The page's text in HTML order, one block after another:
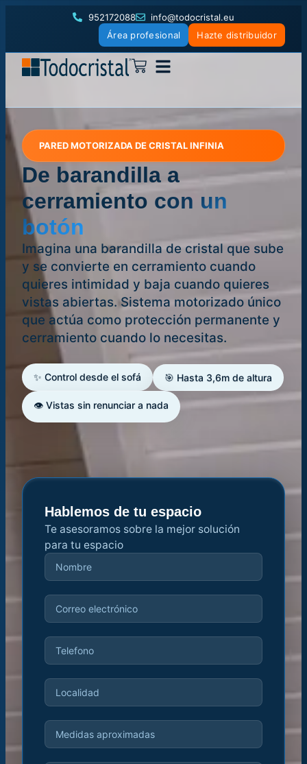
952172088
info@todocristal.eu
Hazte distribuidor
Área profesional
PARED MOTORIZADA DE CRISTAL INFINIA
De barandilla a
cerramiento con un
botón
Imagina una barandilla de cristal que sube
y se convierte en cerramiento cuando
quieres intimidad y baja cuando quieres
vistas abiertas. Sistema motorizado único
que actúa como protección permanente y
cerramiento cuando lo necesitas.
✨ Control desde el sofá 🎯 Hasta 3,6m de altura
👁️ Vistas sin renunciar a nada
Hablemos de tu espacio
Te asesoramos sobre la mejor solución
para tu espacio